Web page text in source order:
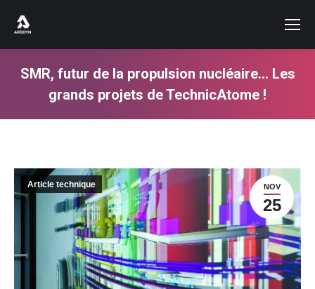
SMR, futur de la propulsion nucléaire… Les
grands projets de TechnicAtome !
NOV
25
Article technique